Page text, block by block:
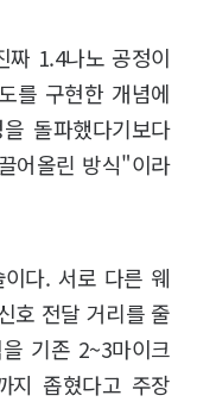
1.4나노 공정이
를 구현한 개념에
돌파했다기보다
어올린 방식"이라
다. 서로 다른 웨
호 전달 거리를 줄
기존 2~3마이크
지 좁혔다고 주장